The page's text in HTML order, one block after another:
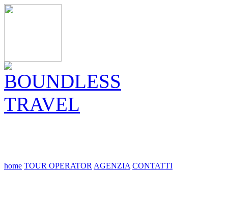
home TOUR OPERATOR AGENZIA CONTATTI